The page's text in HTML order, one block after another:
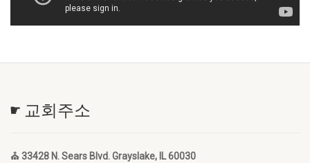
☛ 교회주소
⛪ 33428 N. Sears Blvd. Grayslake, IL 60030